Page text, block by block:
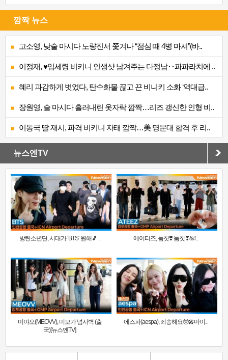
깜짝 뉴스
고소영, 낮술 마시다 노량진서 쫓겨나 “점심 때 4병 마셔”(바..
이정재, ♥임세령 비키니 인생샷 남겨주는 다정남‥파파라치에 ..
혜리 과감하게 벗었다, 탄수화물 끊고 끈 비니키 소화 ‘역대급..
장원영, 술 마시다 흘러내린 옷자락 깜짝…리즈 갱신한 인형 비..
이동국 딸 재시, 파격 비키니 자태 깜짝…美 명문대 합격 후 리..
뉴스엔TV
방탄소년단, 시대가 ‘BTS’ 원해🎵 .. 에이티즈, 둠칫❣️ 둠칫❣&#..
미야오(MEOVV), 미모가 넘사벽 (출
국)[뉴스엔TV]
에스파(aespa), 죄송해요🥺🎤마이..